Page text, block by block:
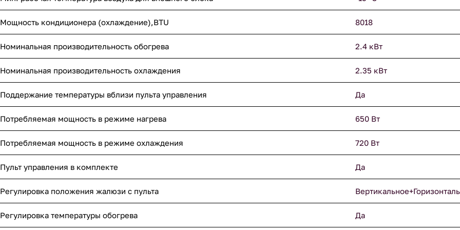
Мощность кондиционера (охлаждение),BTU 8018
Номинальная производительность обогрева 2.4 кВт
Номинальная производительность охлаждения 2.35 кВт
Поддержание температуры вблизи пульта управления Да
Потребляемая мощность в режиме нагрева 650 Вт
Потребляемая мощность в режиме охлаждения 720 Вт
Пульт управления в комплекте Да
Регулировка положения жалюзи с пульта
Регулировка температуры обогрева Да